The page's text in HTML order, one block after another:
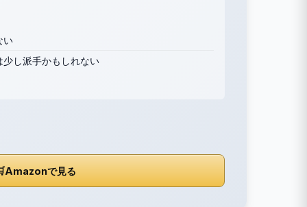
い
し派手かもしれない
Amazonで見る